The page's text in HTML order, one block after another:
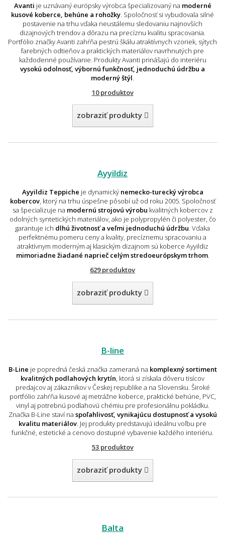
Avanti je uznávaný európsky výrobca špecializovaný na moderné
kusové koberce, behúne a rohožky . Spoločnosť si vybudovala silné
postavenie na trhu vďaka neustálemu sledovaniu najnovších
dizajnových trendov a dôrazu na precíznu kvalitu spracovania.
Portfólio značky Avanti zahŕňa pestrú škálu atraktívnych vzoriek, sýtych
farebných odtieňov a praktických materiálov navrhnutých pre
každodenné používanie. Produkty Avanti prinášajú do interiéru
vysokú odolnosť, výbornú funkčnosť, jednoduchú údržbu a
moderný štýl
10 produktov
zobraziť produkty
Ayyildiz
Ayyildiz Teppiche je dynamický nemecko-turecký výrobca
kobercov, ktorý na trhu úspešne pôsobí už od roku 2005. Spoločnosť
sa špecializuje na modernú strojovú výrobu kvalitných kobercov z
odolných syntetických materiálov, ako je polypropylén či polyester, čo
garantuje ich dlhú životnosť a veľmi jednoduchú údržbu . Vďaka
perfektnému pomeru ceny a kvality, precíznemu spracovaniu a
atraktívnym moderným aj klasickým dizajnom sú koberce Ayyildiz
mimoriadne žiadané naprieč celým stredoeurópskym trhom.
629 produktov
zobraziť produkty
B-line
B-Line je popredná česká značka zameraná na komplexný sortiment
kvalitných podlahových krytín , ktorá si získala dôveru tisícov
predajcov aj zákazníkov v Českej republike a na Slovensku. Široké
portfólio zahŕňa kusové aj metrážne koberce, praktické behúne, PVC,
vinyl aj potrebnú podlahovú chémiu pre profesionálnu pokládku.
Značka B-Line staví na spoľahlivosť, vynikajúcu dostupnosť a vysokú
kvalitu materiálov . Jej produkty predstavujú ideálnu voľbu pre
funkčné, estetické a cenovo dostupné vybavenie každého interiéru.
53 produktov
zobraziť produkty
Balta